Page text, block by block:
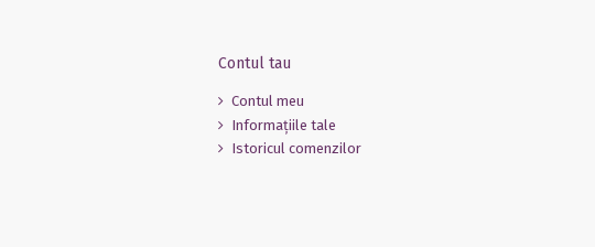
Contul tau
Contul meu
Informaţiile tale
Istoricul comenzilor